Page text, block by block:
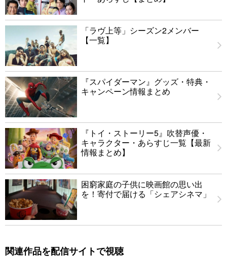
「ラヴ上等」シーズン2メンバー
【一覧】
『スパイダーマン』グッズ・特典・
キャンペーン情報まとめ
『トイ・ストーリー5』吹替声優・
キャラクター・あらすじ一覧【最新
情報まとめ】
困窮家庭の子供に映画館の思い出
を！寄付で届ける「シェアシネマ」
関連作品を配信サイトで視聴